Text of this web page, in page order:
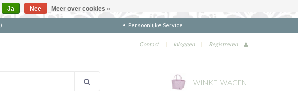
Persoonlijke Service
Contact | Inloggen | Registreren
WINKELWAGEN
Ja Nee Meer over cookies »